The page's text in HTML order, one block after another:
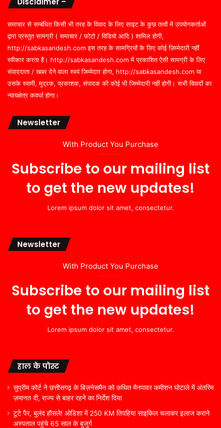
समाचार से सम्बंधित किसी भी तरह के विवाद के लिए साइट के कुछ तत्वों में उपयोगकर्ताओं
द्वारा प्रस्तुत सामग्री ( समाचार / फोटो / विडियो आदि ) शामिल होगी,
http://sabkasandesh.com इस तरह के सामग्रियों के लिए कोई ज़िम्मेदारी नहीं
स्वीकार करता है। http://sabkasandesh.com में प्रकाशित ऐसी सामग्री के लिए
संवाददाता / खबर देने वाला स्वयं जिम्मेदार होगा, http://sabkasandesh.com या
उसके स्वामी, मुद्रक, प्रकाशक, संपादक की कोई भी जिम्मेदारी नहीं होगी। सभी विवादों का
न्यायक्षेत्र कवर्धा होगा।
Newsletter
With Product You Purchase
Subscribe to our mailing list
to get the new updates!
Lorem ipsum dolor sit amet, consectetur.
Newsletter
With Product You Purchase
Subscribe to our mailing list
to get the new updates!
Lorem ipsum dolor sit amet, consectetur.
हाल के पोस्ट
सुप्रीम कोर्ट ने छत्तीसगढ़ के बिज़नेसमैन को कथित मैनपावर कमीशन घोटाले में अंतरिम
ज़मानत दी, राज्य से बाहर रहने का निर्देश दिया
टूटे पैर, बुलंद हौसले! ओडिशा में 250 KM तिपहिया साइकिल चलाकर इलाज कराने
अस्पताल पहुंचे 65 साल के बुजुर्ग